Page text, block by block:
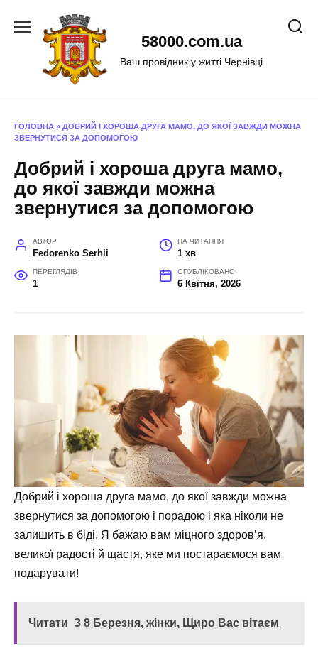
58000.com.ua
Ваш провідник у житті Чернівці
ГОЛОВНА » ДОБРИЙ І ХОРОША ДРУГА МАМО, ДО ЯКОЇ ЗАВЖДИ МОЖНА
ЗВЕРНУТИСЯ ЗА ДОПОМОГОЮ
Добрий і хороша друга мамо,
до якої завжди можна
звернутися за допомогою
АВТОР
Fedorenko Serhii
НА ЧИТАННЯ
1 хв
ПЕРЕГЛЯДІВ
1
ОПУБЛІКОВАНО
6 Квітня, 2026
Добрий і хороша друга мамо, до якої завжди можна
звернутися за допомогою і порадою і яка ніколи не
залишить в біді. Я бажаю вам міцного здоров’я,
великої радості й щастя, яке ми постараємося вам
подарувати!
Читати З 8 Березня, жінки, Щиро Вас вітаєм